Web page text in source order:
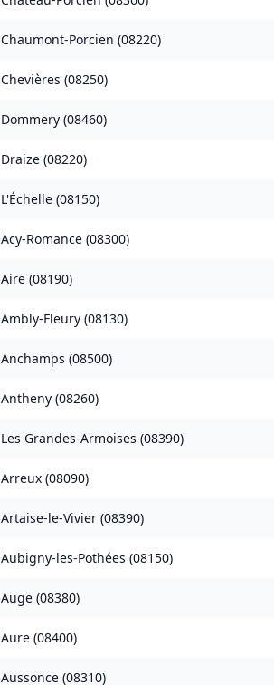
Chaumont-Porcien (08220)
Chevières (08250)
Dommery (08460)
Draize (08220)
L'Échelle (08150)
Acy-Romance (08300)
Aire (08190)
Ambly-Fleury (08130)
Anchamps (08500)
Antheny (08260)
Les Grandes-Armoises (08390)
Arreux (08090)
Artaise-le-Vivier (08390)
Aubigny-les-Pothées (08150)
Auge (08380)
Aure (08400)
Aussonce (08310)